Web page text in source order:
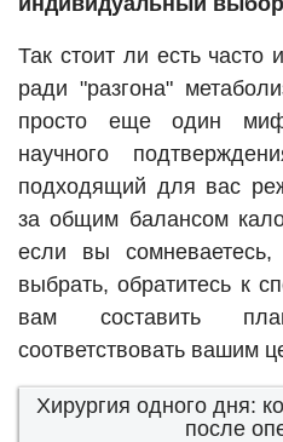
Так стоит ли есть
ради "разгона"
просто еще один
научного
подходящий для вас
за общим балансом
если вы
выбрать, обратитесь к
вам составить
соответствовать вашим
Хирургия одного дня:
после